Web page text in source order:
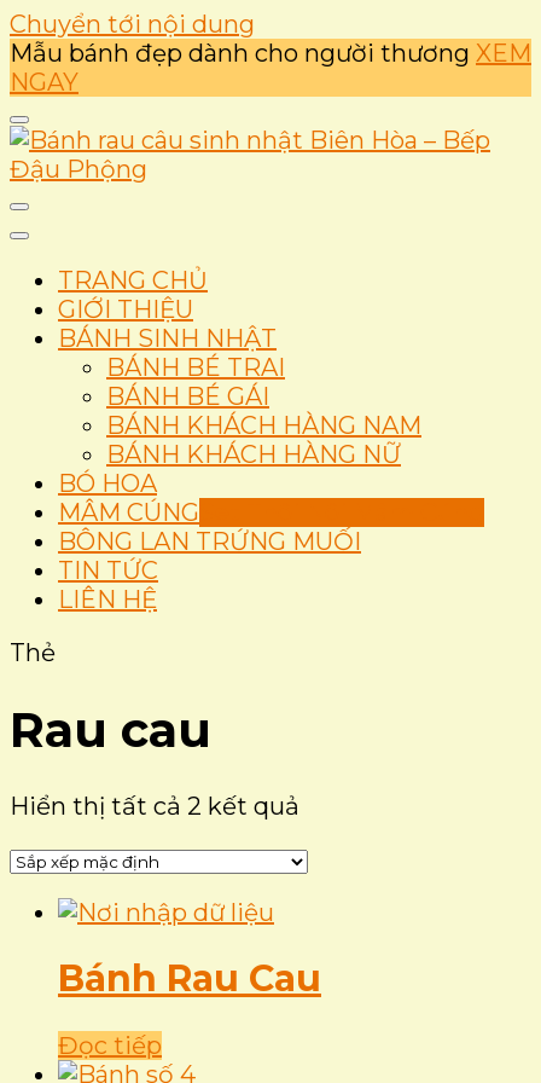
Chuyển tới nội dung
Mẫu bánh đẹp dành cho người thương XEM
NGAY
Bánh rau câu sinh nhật
Biên Hòa – Bếp Đậu
Phộng
TRANG CHỦ
GIỚI THIỆU
BÁNH SINH NHẬT
BÁNH BÉ TRAI
BÁNH BÉ GÁI
BÁNH KHÁCH HÀNG NAM
BÁNH KHÁCH HÀNG NỮ
BÓ HOA
MÂM CÚNG
BÔNG LAN TRỨNG MUỐI
TIN TỨC
LIÊN HỆ
Thẻ
Rau cau
Hiển thị tất cả 2 kết quả
Bánh Rau Cau
Đọc tiếp